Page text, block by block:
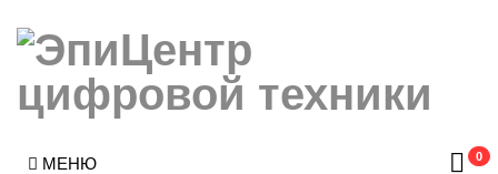
МЕНЮ 0